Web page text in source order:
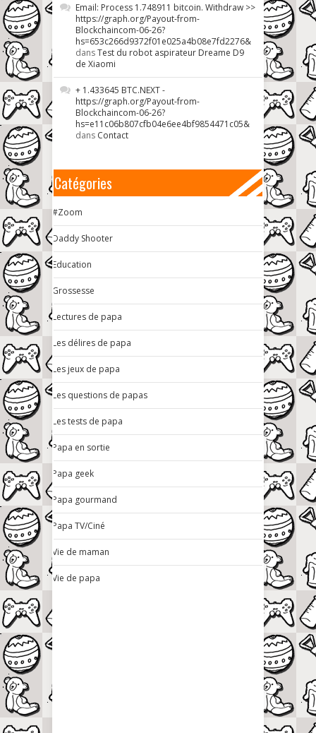
Email: Process 1.748911 bitcoin. Withdraw >>
https://graph.org/Payout-from-
Blockchaincom-06-26?
hs=653c266d9372f01e025a4b08e7fd2276&
dansTest du robot aspirateur Dreame D9
de Xiaomi
+ 1.433645 BTC.NEXT -
https://graph.org/Payout-from-
Blockchaincom-06-26?
hs=e11c06b807cfb04e6ee4bf9854471c05&
dans Contact
Catégories
#Zoom
Daddy Shooter
Education
Grossesse
Lectures de papa
Les délires de papa
Les jeux de papa
Les questions de papas
Les tests de papa
Papa en sortie
Papa geek
Papa gourmand
Papa TV/Ciné
Vie de maman
Vie de papa